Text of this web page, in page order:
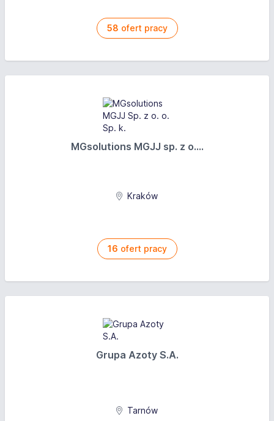
58 ofert pracy
MGsolutions MGJJ sp. z o....
Kraków
16 ofert pracy
Grupa Azoty S.A.
Tarnów